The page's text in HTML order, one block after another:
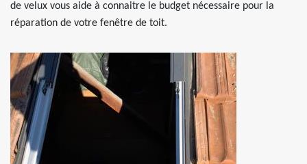
de velux vous aide à connaitre le budget nécessaire pour la
réparation de votre fenêtre de toit.